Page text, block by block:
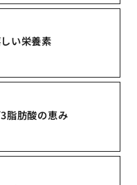
い栄養素
脂肪酸の恵み